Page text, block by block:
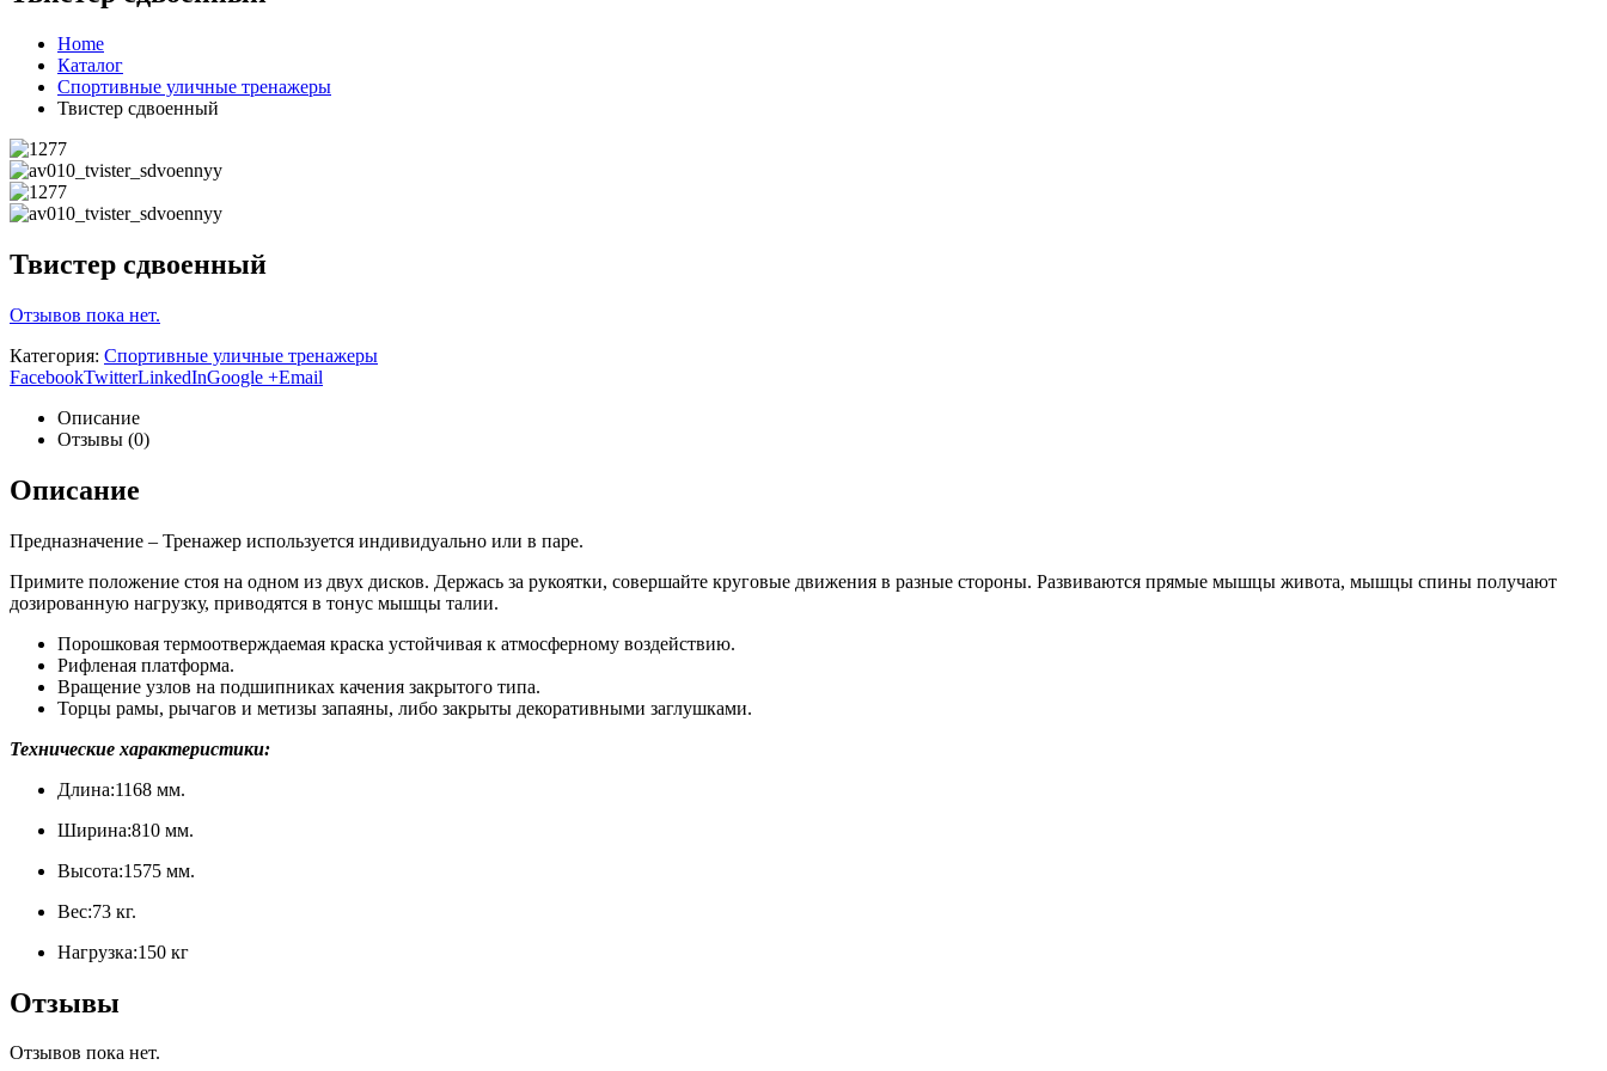
Home
Каталог
Спортивные уличные тренажеры
Твистер сдвоенный
Твистер сдвоенный
Отзывов пока нет.
Категория: Спортивные уличные тренажеры
FacebookTwitterLinkedInGoogle +Email
Описание
Отзывы (0)
Описание
Предназначение – Тренажер используется индивидуально или в паре.
Примите положение стоя на одном из двух дисков. Держась за рукоятки, совершайте круговые движения в разные стороны. Развиваются прямые мышцы живота, мышцы спины получают
дозированную нагрузку, приводятся в тонус мышцы талии.
Порошковая термоотверждаемая краска устойчивая к атмосферному воздействию.
Рифленая платформа.
Вращение узлов на подшипниках качения закрытого типа.
Торцы рамы, рычагов и метизы запаяны, либо закрыты декоративными заглушками.
Технические характеристики:
Длина:1168 мм.
Ширина:810 мм.
Высота:1575 мм.
Вес:73 кг.
Нагрузка:150 кг
Отзывы
Отзывов пока нет.